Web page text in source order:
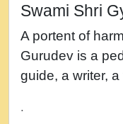
नह भरस रह
सहर चरण क
बगड नसब
shastri ji
Swami Shri
A portent of
Gurudev is a
guide, a writer,
.